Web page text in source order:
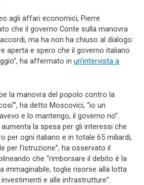
agli affari economici, Pierre
che il governo Conte sulla manovra
ma ha non ha chiuso al dialogo:
aperta e spero che il governo italiano
ha affermato in un’intervista a
la manovra del popolo contro la
ha detto Moscovici, “io un
e lo mantengo, il governo no”.
la spesa per gli interessi che
per ogni italiano e in totale 65 miliardi,
per l’istruzione”, ha osservato il
che “rimborsare il debito è la
immaginabile, toglie risorse alla lotta
e alle infrastrutture”.